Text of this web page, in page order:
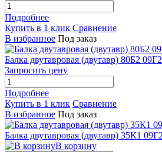
Подробнее
Купить в 1 клик Сравнение
В избранное Под заказ
Балка двутавровая (двутавр) 80Б2
Запросить цену
Подробнее
Купить в 1 клик Сравнение
В избранное Под заказ
Балка двутавровая (двутавр) 35К1
В корзину